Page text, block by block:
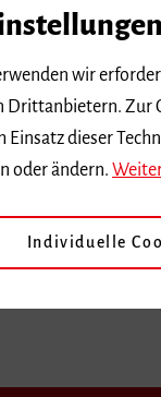
wir
dieser
oder ändern.
Individuelle